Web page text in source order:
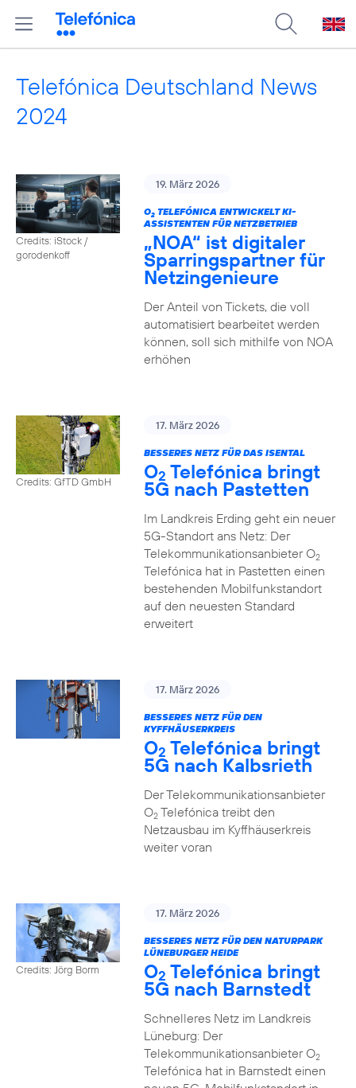
Telefónica Deutschland News
2024
Credits: iStock /
gorodenkoff
19. März 2026
O2TELEFÓNICA ENTWICKELT KI-
ASSISTENTEN FÜR NETZBETRIEB
„NOA“ ist digitaler
Sparringspartner für
Netzingenieure
Der Anteil von Tickets, die voll
automatisiert bearbeitet werden
können, soll sich mithilfe von NOA
erhöhen
Credits: GfTD GmbH
17. März 2026
BESSERES NETZ FÜR DAS ISENTAL
O2 Telefónica bringt
5G nach Pastetten
Im Landkreis Erding geht ein neuer
5G-Standort ans Netz: Der
Telekommunikationsanbieter O2
Telefónica hat in Pastetten einen
bestehenden Mobilfunkstandort
auf den neuesten Standard
erweitert
17. März 2026
BESSERES NETZ FÜR DEN
KYFFHÄUSERKREIS
O2 Telefónica bringt
5G nach Kalbsrieth
Der Telekommunikationsanbieter
O2Telefónica treibt den
Netzausbau im Kyffhäuserkreis
weiter voran
Credits: Jörg Borm
17. März 2026
BESSERES NETZ FÜR DEN NATURPARK
LÜNEBURGER HEIDE
O2 Telefónica bringt
5G nach Barnstedt
Schnelleres Netz im Landkreis
Lüneburg: Der
Telekommunikationsanbieter O2
Telefónica hat in Barnstedt einen